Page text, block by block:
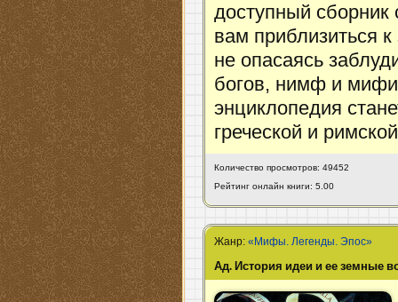
доступный сборник
вам приблизиться
не опасаясь
богов, нимф и
энциклопедия
греческой и
Количество просмотров: 49452
Рейтинг онлайн книги: 5.00
Жанр:«Мифы. Легенды. Эпос»
Ад. История идеи и ее земные